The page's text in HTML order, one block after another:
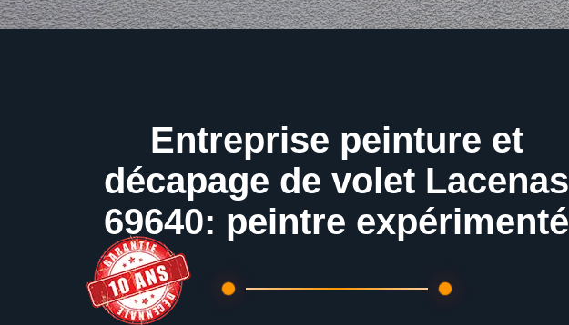
Entreprise peinture et
décapage de volet Lacenas
69640: peintre expérimenté